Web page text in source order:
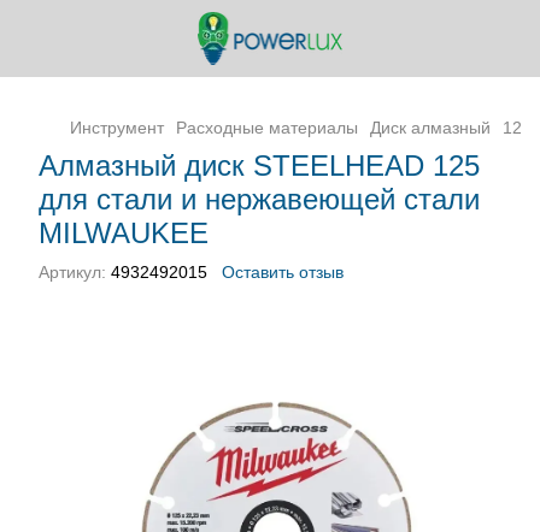
Инструмент Расходные материалы Диск алмазный 125
Алмазный диск STEELHEAD 125
для стали и нержавеющей стали
MILWAUKEE
Артикул: 4932492015 Оставить отзыв